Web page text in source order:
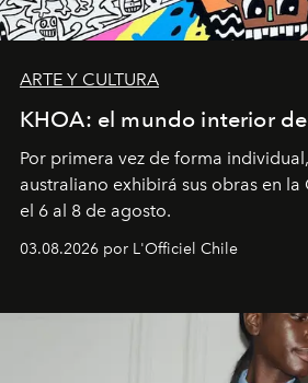
ARTE Y CULTURA
KHOA: el mundo interior
Por primera vez de forma
australiano exhibirá sus obras en la
el 6 al 8 de agosto.
03.08.2026 por L'Officiel Chile